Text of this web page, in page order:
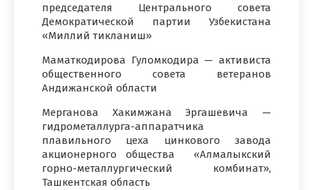
председателя Центрального совета
Демократической партии Узбекистана
«Миллий тикланиш»
Маматкодирова Гуломкодира — активиста
общественного совета ветеранов
Андижанской области
Мерганова Хакимжана Эргашевича —
гидрометаллурга-аппаратчика
плавильного цеха цинкового завода
акционерного общества «Алмалыкский
горно-металлургический комбинат»,
Ташкентская область